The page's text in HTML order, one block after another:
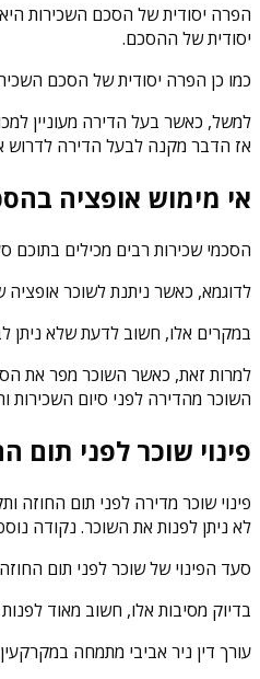
הפרה יסודית של הסכם השכירות
יסודית של ההסכם.
כמו כן הפרה יסודית של הסכם
למשל, כאשר בעל הדירה מעוניין
אז הדבר מקנה לבעל הדירה לדרוש
אי מימוש אופציה
הסכמי שכירות רבים מכילים
לדוגמא, כאשר ניתנת לשוכר
במקרים אלו, חשוב לדעת שלא ניתן
למרות זאת, כאשר השוכר מפר את
השוכר מהדירה לפני סיום השכירות
פינוי שוכר לפני תום
פינוי שוכר מדירה לפני תום
לא ניתן לפנות את השוכר. נקודה
סעד הפינוי של שוכר לפני תום
בדיוק מסיבות אלו, חשוב מאוד
עורך דין ניר אביבי מתמחה